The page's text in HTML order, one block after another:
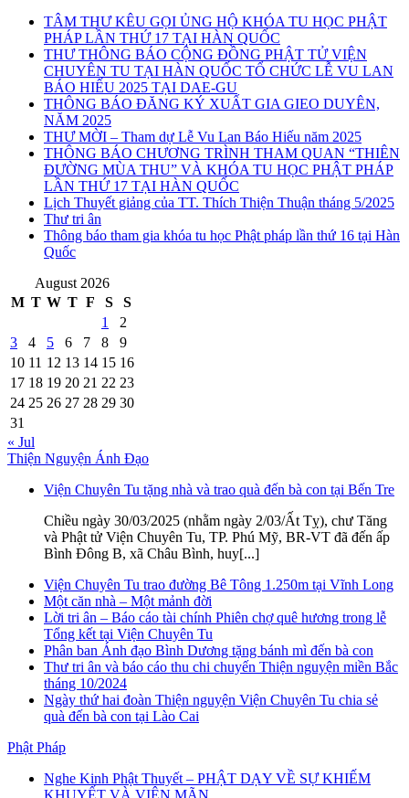
TÂM THƯ KÊU GỌI ỦNG HỘ KHÓA TU HỌC PHẬT
PHÁP LẦN THỨ 17 TẠI HÀN QUỐC
THƯ THÔNG BÁO CỘNG ĐỒNG PHẬT TỬ VIỆN
CHUYÊN TU TẠI HÀN QUỐC TỔ CHỨC LỄ VU LAN
BÁO HIẾU 2025 TẠI DAE-GU
THÔNG BÁO ĐĂNG KÝ XUẤT GIA GIEO DUYÊN,
NĂM 2025
THƯ MỜI – Tham dự Lễ Vu Lan Báo Hiếu năm 2025
THÔNG BÁO CHƯƠNG TRÌNH THAM QUAN “THIÊN
ĐƯỜNG MÙA THU” VÀ KHÓA TU HỌC PHẬT PHÁP
LẦN THỨ 17 TẠI HÀN QUỐC
Lịch Thuyết giảng của TT. Thích Thiện Thuận tháng 5/2025
Thư tri ân
Thông báo tham gia khóa tu học Phật pháp lần thứ 16 tại Hàn
Quốc
August 2026
M T W T F S
S
1
2
3
4 5 6 7 8
9
10 11 12 13 14 15 16
17 18 19 20 21 22 23
24 25 26 27 28 29 30
31
« Jul
Thiện Nguyện Ánh Đạo
Viện Chuyên Tu tặng nhà và trao quà đến bà con tại Bến Tre
Chiều ngày 30/03/2025 (nhằm ngày 2/03/Ất Tỵ), chư Tăng
và Phật tử Viện Chuyên Tu, TP. Phú Mỹ, BR-VT đã đến ấp
Bình Đông B, xã Châu Bình, huy[...]
Viện Chuyên Tu trao đường Bê Tông 1.250m tại Vĩnh Long
Một căn nhà – Một mảnh đời
Lời tri ân – Báo cáo tài chính Phiên chợ quê hương trong lễ
Tổng kết tại Viện Chuyên Tu
Phân ban Ánh đạo Bình Dương tặng bánh mì đến bà con
Thư tri ân và báo cáo thu chi chuyến Thiện nguyện miền Bắc
tháng 10/2024
Ngày thứ hai đoàn Thiện nguyện Viện Chuyên Tu chia sẻ
quà đến bà con tại Lào Cai
Phật Pháp
Nghe Kinh Phật Thuyết – PHẬT DẠY VỀ SỰ KHIẾM
KHUYẾT VÀ VIÊN MÃN